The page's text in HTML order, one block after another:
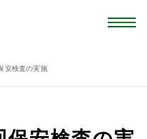
安検査の実施